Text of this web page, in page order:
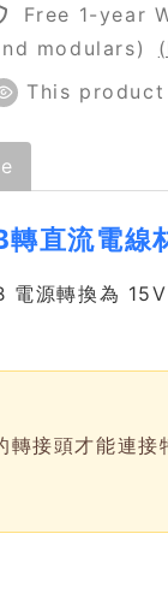
Free 1-year
modulars)
This
直流電線
源轉換為 15V
接頭才能連接